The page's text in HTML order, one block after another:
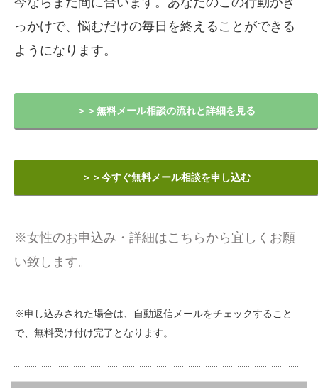
っかけで、悩むだけの毎日を終えることができる
ようになります。
＞＞無料メール相談の流れと詳細を見る
＞＞今すぐ無料メール相談を申し込む
※女性のお申込み・詳細はこちらから宜しくお願
い致します。
※申し込みされた場合は、自動返信メールをチェックすること
で、無料受け付け完了となります。